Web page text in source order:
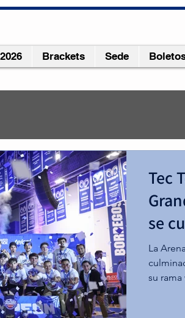
Brackets Sede
al CEU y
Ocho Grandes
20232 min de lectura
Universidad Madero tuvieron un
de Monterrey, sin embargo, UMAD
en El Nido de UPAEP y, de la
Aldo Terrazas y Richard Sánchez,
lograron el histórico pase a la final de
Tec
se
La
su